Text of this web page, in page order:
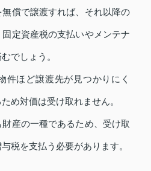
償で譲渡すれば、それ以降の
定資産税の支払いやメンテナ
でしょう。
件ほど譲渡先が見つかりにく
め対価は受け取れません。
産の一種であるため、受け取
税を支払う必要があります。